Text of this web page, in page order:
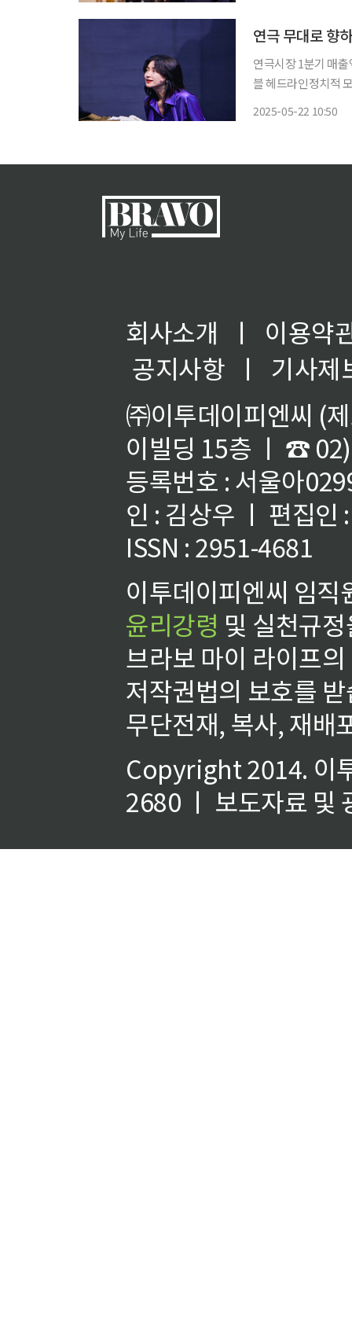
연극 무대로 향
연극시장 1분기 매
블 헤드라인정치적 모순 다
2025-05-22 10:50
회사소개 ㅣ
이용약
공지사항
ㅣ
기사제
㈜이투데이피엔씨 (
이빌딩 15층 ㅣ ☎
등록번호 : 서울아
인 : 김상우 ㅣ 편집인
ISSN : 2951-4681
이투데이피엔씨 임
윤리강령 및 실천규
브라보 마이 라이프
저작권법의 보호를
무단전재, 복사, 재배
Copyright 2014. 이
2680 ㅣ 보도자료